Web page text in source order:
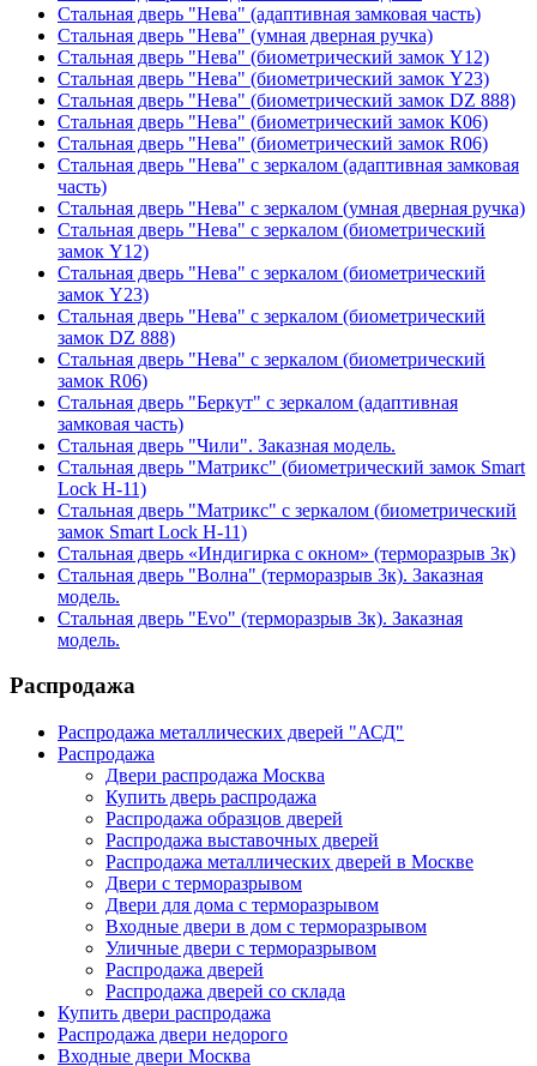
Стальная дверь "Нева" (адаптивная замковая часть)
Стальная дверь "Нева" (умная дверная ручка)
Стальная дверь "Нева" (биометрический замок Y12)
Стальная дверь "Нева" (биометрический замок Y23)
Стальная дверь "Нева" (биометрический замок DZ 888)
Стальная дверь "Нева" (биометрический замок К06)
Стальная дверь "Нева" (биометрический замок R06)
Стальная дверь "Нева" с зеркалом (адаптивная замковая
часть)
Стальная дверь "Нева" с зеркалом (умная дверная ручка)
Стальная дверь "Нева" с зеркалом (биометрический
замок Y12)
Стальная дверь "Нева" с зеркалом (биометрический
замок Y23)
Стальная дверь "Нева" с зеркалом (биометрический
замок DZ 888)
Стальная дверь "Нева" с зеркалом (биометрический
замок R06)
Стальная дверь "Беркут" с зеркалом (адаптивная
замковая часть)
Стальная дверь "Чили". Заказная модель.
Стальная дверь "Матрикс" (биометрический замок Smart
Lock H-11)
Стальная дверь "Матрикс" с зеркалом (биометрический
замок Smart Lock H-11)
Стальная дверь «Индигирка с окном» (терморазрыв 3к)
Стальная дверь "Волна" (терморазрыв 3к). Заказная
модель.
Стальная дверь "Evo" (терморазрыв 3к). Заказная
модель.
Распродажа
Распродажа металлических дверей "АСД"
Распродажа
Двери распродажа Москва
Купить дверь распродажа
Распродажа образцов дверей
Распродажа выставочных дверей
Распродажа металлических дверей в Москве
Двери с терморазрывом
Двери для дома с терморазрывом
Входные двери в дом с терморазрывом
Уличные двери с терморазрывом
Распродажа дверей
Распродажа дверей со склада
Купить двери распродажа
Распродажа двери недорого
Входные двери Москва